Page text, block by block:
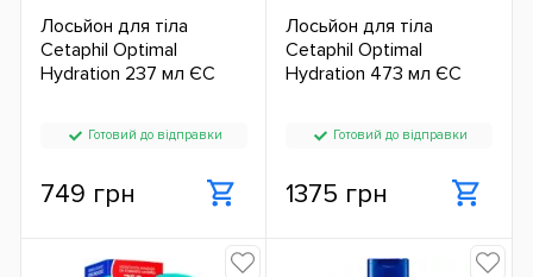
Лосьйон для тіла
Cetaphil Optimal
Hydration 237 мл ЄС
Готовий до відправки
749 грн
Лосьйон для тіла
Cetaphil Optimal
Hydration 473 мл ЄС
Готовий до відправки
1375 грн